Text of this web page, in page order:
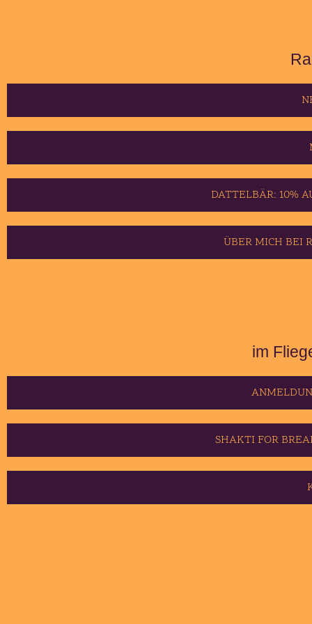
DATTELBÄR: 10%
ÜBER MICH BEI
im
SHAKTI FOR